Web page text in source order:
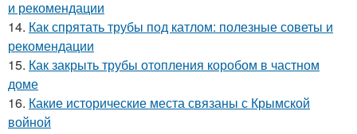
и рекомендации
14. Как спрятать трубы под катлом: полезные советы и
рекомендации
15. Как закрыть трубы отопления коробом в частном
доме
16. Какие исторические места связаны с Крымской
войной